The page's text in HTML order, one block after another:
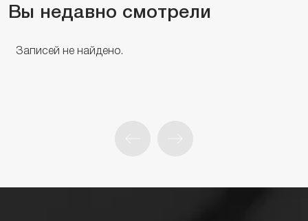
Вы недавно смотрели
Записей не найдено.